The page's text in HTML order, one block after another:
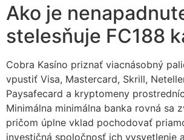
Ako je
stelesňuje FC188
Cobra Kasíno priznať viacnásobný
vpustiť Visa, Mastercard, Skrill,
Paysafecard a kryptomeny
Minimálna minimálna banka rovná sa
pričom úplne vklad pochodovať
investičná spoločnosť ich vysvetlenie